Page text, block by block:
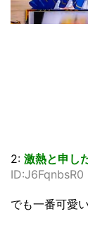
2: 激熱と申し
ID:J6FqnbsR0
でも一番可愛